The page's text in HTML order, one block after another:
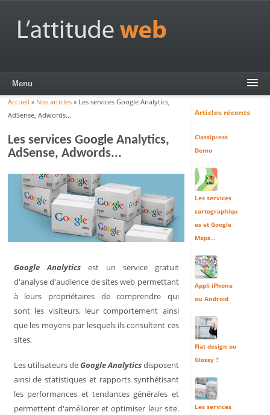
Web
Menu
Vous êtes ici
Accueil » Nos articles » Les services Google Analytics,
AdSense, Adwords...
Les services Google Analytics,
AdSense, Adwords...
Google Analyticsest un service gratuit
d'analyse d'audience de sites web permettant
à leurs propriétaires de comprendre qui
sont les visiteurs, leur comportement ainsi
que les moyens par lesquels ils consultent ces
sites.
Les utilisateurs deGoogle Analyticsdisposent
ainsi de statistiques et rapports synthétisant
les performances et tendances générales et
permettent d'améliorer et optimiser leur site.
Articles récents
Classipress
Demo
Les services
cartographiqu
es et Google
Maps...
Appli iPhone
ou Android
Flat design ou
Glossy ?
Les services